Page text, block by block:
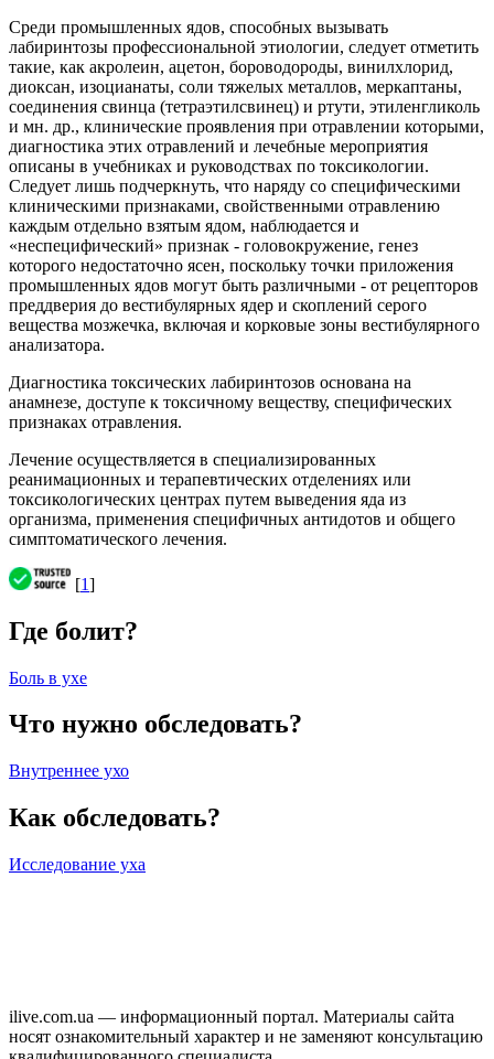
Среди промышленных ядов, способных вызывать
лабиринтозы профессиональной этиологии, следует отметить
такие, как акролеин, ацетон, бороводороды, винилхлорид,
диоксан, изоцианаты, соли тяжелых металлов, меркаптаны,
соединения свинца (тетраэтилсвинец) и ртути, этиленгликоль
и мн. др., клинические проявления при отравлении которыми,
диагностика этих отравлений и лечебные мероприятия
описаны в учебниках и руководствах по токсикологии.
Следует лишь подчеркнуть, что наряду со специфическими
клиническими признаками, свойственными отравлению
каждым отдельно взятым ядом, наблюдается и
«неспецифический» признак - головокружение, генез
которого недостаточно ясен, поскольку точки приложения
промышленных ядов могут быть различными - от рецепторов
преддверия до вестибулярных ядер и скоплений серого
вещества мозжечка, включая и корковые зоны вестибулярного
анализатора.
Диагностика токсических лабиринтозов основана на
анамнезе, доступе к токсичному веществу, специфических
признаках отравления.
Лечение осуществляется в специализированных
реанимационных и терапевтических отделениях или
токсикологических центрах путем выведения яда из
организма, применения специфичных антидотов и общего
симптоматического лечения.
[1]
Где болит?
Боль в ухе
Что нужно обследовать?
Внутреннее ухо
Как обследовать?
Исследование уха
ilive.com.ua — информационный портал. Материалы сайта
носят ознакомительный характер и не заменяют консультацию